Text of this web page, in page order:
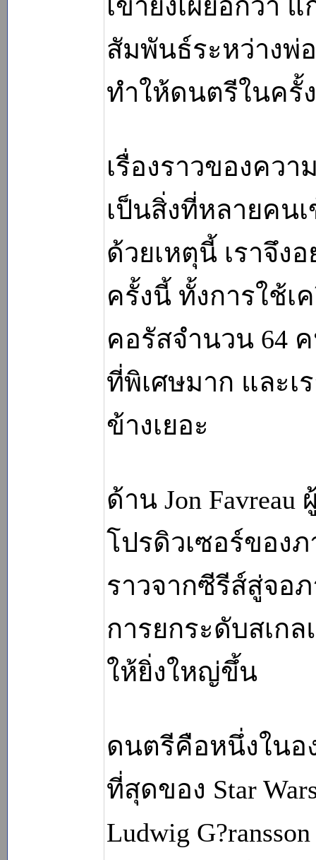
เขายังเผยอีกว่า
สัมพันธ์ระหว่างพ่
ทำให้ดนตรีในครั้
เรื่องราวของคว
เป็นสิ่งที่หลายคน
ด้วยเหตุนี้ เราจึง
ครั้งนี้ ทั้งการใช้เ
คอรัสจำนวน 64
ที่พิเศษมาก และเ
ข้างเยอะ
ด้าน Jon
โปรดิวเซอร์ของ
ราวจากซีรีส์สู่จอ
การยกระดับสเก
ให้ยิ่งใหญ่ขึ้น
ดนตรีคือหนึ่งในอ
ที่สุดของ Star
Ludwig